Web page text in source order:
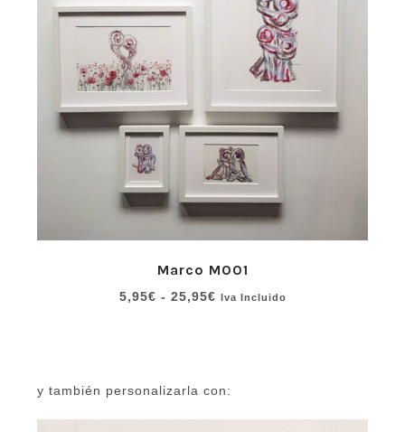
Marco M001
5,95€ - 25,95€Rango
Iva Incluido
y también personalizarla con: